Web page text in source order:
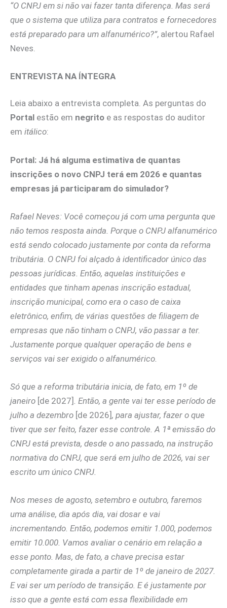
“O CNPJ em si não vai fazer tanta diferença. Mas será
que o sistema que utiliza para contratos e fornecedores
está preparado para um alfanumérico?”, alertou Rafael
Neves.
ENTREVISTA NA ÍNTEGRA
Leia abaixo a entrevista completa. As perguntas do
Portal estão em negrito e as respostas do auditor
em itálico:
Portal: Já há alguma estimativa de quantas
inscrições o novo CNPJ terá em 2026 e quantas
empresas já participaram do simulador?
Rafael Neves: Você começou já com uma pergunta que
não temos resposta ainda. Porque o CNPJ alfanumérico
está sendo colocado justamente por conta da reforma
tributária. O CNPJ foi alçado à identificador único das
pessoas jurídicas. Então, aquelas instituições e
entidades que tinham apenas inscrição estadual,
inscrição municipal, como era o caso de caixa
eletrônico, enfim, de várias questões de filiagem de
empresas que não tinham o CNPJ, vão passar a ter.
Justamente porque qualquer operação de bens e
serviços vai ser exigido o alfanumérico.
Só que a reforma tributária inicia, de fato, em 1º de
janeiro [de 2027]. Então, a gente vai ter esse período de
julho a dezembro [de 2026], para ajustar, fazer o que
tiver que ser feito, fazer esse controle. A 1ª emissão do
CNPJ está prevista, desde o ano passado, na instrução
normativa do CNPJ, que será em julho de 2026, vai ser
escrito um único CNPJ.
Nos meses de agosto, setembro e outubro, faremos
uma análise, dia após dia, vai dosar e vai
incrementando. Então, podemos emitir 1.000, podemos
emitir 10.000. Vamos avaliar o cenário em relação a
esse ponto. Mas, de fato, a chave precisa estar
completamente girada a partir de 1º de janeiro de 2027.
E vai ser um período de transição. E é justamente por
isso que a gente está com essa flexibilidade em